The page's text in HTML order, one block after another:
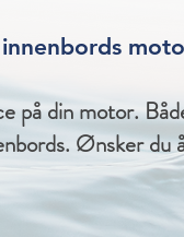
på din motor.
Ønsker du